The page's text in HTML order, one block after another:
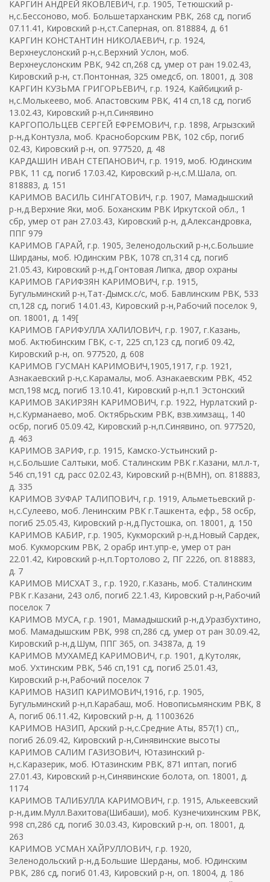
КАРГИН АНДРЕЙ ЯКОВЛЕВИЧ, г.р. 1905, Тетюшский р-
н,с.Бессоново, моб. Большетарханским РВК, 268 сд, погиб
07.11.41, Кировский р-н,ст.Саперная, оп. 818884, д. 61
КАРГИН КОНСТАНТИН НИКОЛАЕВИЧ, г.р. 1924,
Верхнеуслонский р-н,с.Верхний Услон, моб.
Верхнеуслонским РВК, 942 сп,268 сд, умер от ран 19.02.43,
Кировский р-н, ст.Понтонная, 325 омедсб, оп. 18001, д. 308
КАРГИН КУЗЬМА ГРИГОРЬЕВИЧ, г.р. 1924, Кайбицкий р-
н,с.Молькеево, моб. Апастовским РВК, 414 сп,18 сд, погиб
13.02.43, Кировский р-н,п.Синявино
КАРГОПОЛЬЦЕВ СЕРГЕЙ ЕФРЕМОВИЧ, г.р. 1898, Агрызский
р-н,д.Контузла, моб. Красноборским РВК, 102 сбр, погиб
02.43, Кировский р-н, оп. 977520, д. 48
КАРДАШИН ИВАН СТЕПАНОВИЧ, г.р. 1919, моб. Юдинским
РВК, 11 сд, погиб 17.03.42, Кировский р-н,c.М.Шала, оп.
818883, д. 151
КАРИМОВ ВАСИЛЬ СИНГАТОВИЧ, г.р. 1907, Мамадышский
р-н,д.Верхние Яки, моб. Боханским РВК Иркутской обл., 1
сбр, умер от ран 27.03.43, Кировский р-н, д.Александровка,
ППГ 979
КАРИМОВ ГАРАЙ, г.р. 1905, Зеленодольский р-н,с.Большие
Ширданы, моб. Юдинским РВК, 1078 сп,314 сд, погиб
21.05.43, Кировский р-н,д.Гонтовая Липка, двор охраны
КАРИМОВ ГАРИФЗЯН КАРИМОВИЧ, г.р. 1915,
Бугульминский р-н,Тат-Дымск.с/с, моб. Бавлинским РВК, 533
сп,128 сд, погиб 14.01.43, Кировский р-н,Рабочий поселок 9,
оп. 18001, д. 149[
КАРИМОВ ГАРИФУЛЛА ХАЛИЛОВИЧ, г.р. 1907, г.Казань,
моб. Актюбинским ГВК, с-т, 225 сп,123 сд, погиб 09.42,
Кировский р-н, оп. 977520, д. 608
КАРИМОВ ГУСМАН КАРИМОВИЧ,1905,1917, г.р. 1921,
Азнакаевский р-н,с.Карамалы, моб. Азнакаевским РВК, 452
мсп,198 мсд, погиб 13.10.41, Кировский р-н,п.1 Эстонский
КАРИМОВ ЗАКИРЗЯН КАРИМОВИЧ, г.р. 1922, Нурлатский р-
н,с.Курманаево, моб. Октябрьским РВК, взв.химзащ., 140
осбр, погиб 05.09.42, Кировский р-н,п.Синявино, оп. 977520,
д. 463
КАРИМОВ ЗАРИФ, г.р. 1915, Камско-Устьинский р-
н,с.Большие Салтыки, моб. Сталинским РВК г.Казани, мл.л-т,
546 сп,191 сд, расс 02.02.43, Кировский р-н(ВМН), оп. 818883,
д. 335
КАРИМОВ ЗУФАР ТАЛИПОВИЧ, г.р. 1919, Альметьевский р-
н,с.Сулеево, моб. Ленинским РВК г.Ташкента, ефр., 58 осбр,
погиб 25.05.43, Кировский р-н,д.Пустошка, оп. 18001, д. 150
КАРИМОВ КАБИР, г.р. 1905, Кукморский р-н,д.Новый Сардек,
моб. Кукморским РВК, 2 орабр инт.упр-е, умер от ран
22.01.42, Кировский р-н,п.Тортолово 2, ПГ 2226, оп. 818883,
д. 7
КАРИМОВ МИСХАТ З., г.р. 1920, г.Казань, моб. Сталинским
РВК г.Казани, 243 олб, погиб 22.1.43, Кировский р-н,Рабочий
поселок 7
КАРИМОВ МУСА, г.р. 1901, Мамадышский р-н,д.Уразбухтино,
моб. Мамадышским РВК, 998 сп,286 сд, умер от ран 30.09.42,
Кировский р-н,д.Шум, ППГ 365, оп. 34387а, д. 19
КАРИМОВ МУХАМЕД КАРИМОВИЧ, г.р. 1901, д.Кутоляк,
моб. Ухтинским РВК, 546 сп,191 сд, погиб 25.01.43,
Кировский р-н,Рабочий поселок 7
КАРИМОВ НАЗИП КАРИМОВИЧ,1916, г.р. 1905,
Бугульминский р-н,п.Карабаш, моб. Новописьмянским РВК, 8
А, погиб 06.11.42, Кировский р-н, д. 11003626
КАРИМОВ НАЗИП, Арский р-н,с.Средние Аты, 857(1) сп,,
погиб 26.09.42, Кировский р-н,Синявинские высоты
КАРИМОВ САЛИМ ГАЗИЗОВИЧ, Ютазинский р-
н,с.Каразерик, моб. Ютазинским РВК, 871 иптап, погиб
27.01.43, Кировский р-н,Синявинские болота, оп. 18001, д.
1174
КАРИМОВ ТАЛИБУЛЛА КАРИМОВИЧ, г.р. 1915, Алькеевский
р-н,д.им.Мулл.Вахитова(Шибаши), моб. Кузнечихинским РВК,
998 сп,286 сд, погиб 30.03.43, Кировский р-н, оп. 18001, д.
263
КАРИМОВ УСМАН ХАЙРУЛЛОВИЧ, г.р. 1920,
Зеленодольский р-н,д.Большие Шерданы, моб. Юдинским
РВК, 286 сд, погиб 01.43, Кировский р-н, оп. 18004, д. 186